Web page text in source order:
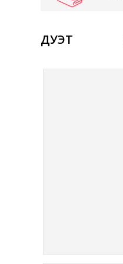
ДУЭТ